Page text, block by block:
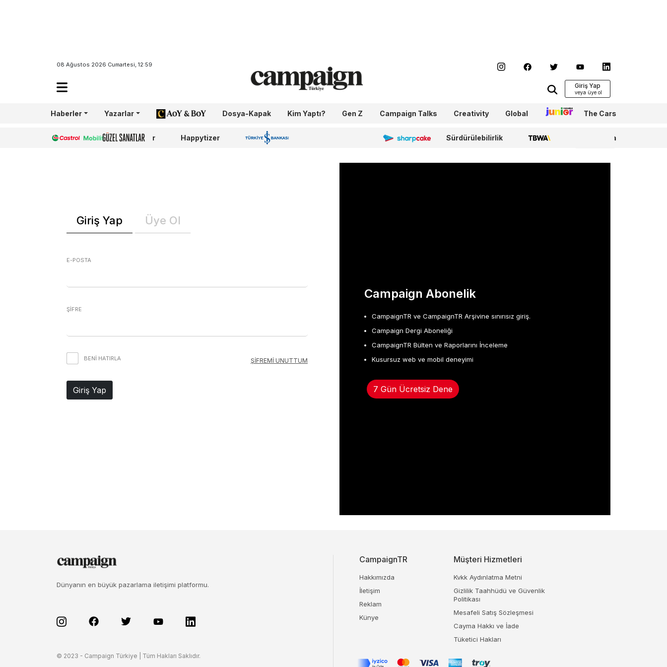
08 Ağustos 2026 Cumartesi, 12:59
Giriş Yap
Haberler Yazarlar AoY/BoY Dosya-Kapak Kim Yaptı? Gen Z Campaign Talks Creativity Global Junior The Cars
Castrol Güzel Sanatlar Happytizer İş Bankası 100.Yıl Sharpcake Sürdürülebilirlik TBWA WPP Media
Giriş Yap Üye Ol
E-POSTA
ŞİFRE
BENI HATIRLA ŞİFREMİ UNUTTUM
Giriş Yap
Campaign Abonelik
CampaignTR ve CampaignTR Arşivine sınırısız giriş.
Campaign Dergi Aboneliği
CampaignTR Bülten ve Raporlarını İnceleme
Kusursuz web ve mobil deneyimi
7 Gün Ücretsiz Dene
Dünyanın en büyük pazarlama iletişimi platformu.
© 2023 - Campaign Türkiye | Tüm Hakları Saklıdır.
CampaignTR
Hakkımızda
İletişim
Reklam
Künye
Müşteri Hizmetleri
Kvkk Aydınlatma Metni
Gizlilik Taahhüdü ve Güvenlik
Politikası
Mesafeli Satış Sözleşmesi
Cayma Hakkı ve İade
Tüketici Hakları